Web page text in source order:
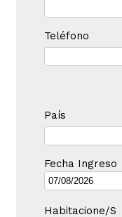
Teléfono
País
Fecha Ingreso
Habitacione/s